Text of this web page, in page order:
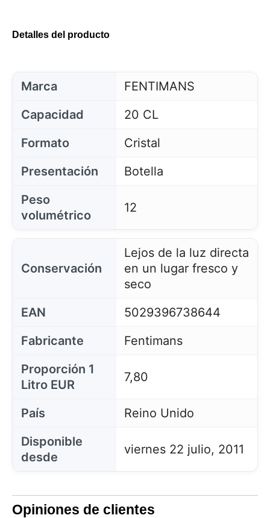
Detalles del producto
Marca
FENTIMANS
Capacidad
20 CL
Formato
Cristal
Presentación
Botella
Peso
volumétrico
12
Conservación
Lejos de la luz directa
en un lugar fresco y
seco
EAN
5029396738644
Fabricante
Fentimans
Proporción 1
Litro EUR
7,80
País
Reino Unido
Disponible
desde
viernes 22 julio, 2011
Opiniones de clientes